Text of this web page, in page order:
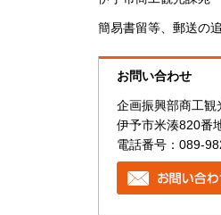
簡易書留等、郵送の
お問い合わせ
企画振興部商工観
伊予市米湊820番
電話番号：089-